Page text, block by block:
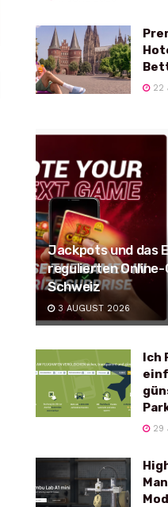
22
Jackpots und das
regulierten Online-
Schweiz
3 AUGUST 2026
Ich
29